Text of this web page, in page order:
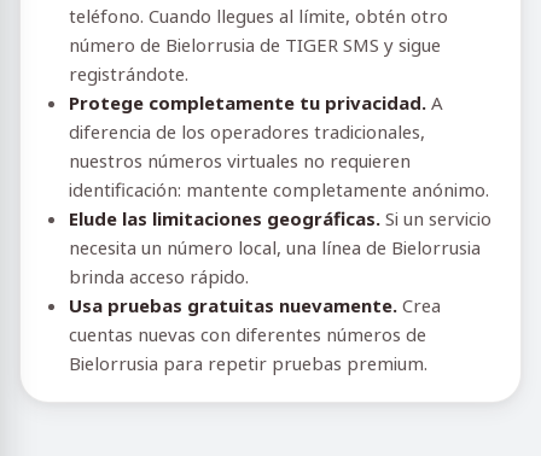
teléfono. Cuando llegues al límite, obtén otro
número de Bielorrusia de TIGER SMS y sigue
registrándote.
Protege completamente tu privacidad. A
diferencia de los operadores tradicionales,
nuestros números virtuales no requieren
identificación: mantente completamente anónimo.
Elude las limitaciones geográficas. Si un servicio
necesita un número local, una línea de Bielorrusia
brinda acceso rápido.
Usa pruebas gratuitas nuevamente. Crea
cuentas nuevas con diferentes números de
Bielorrusia para repetir pruebas premium.